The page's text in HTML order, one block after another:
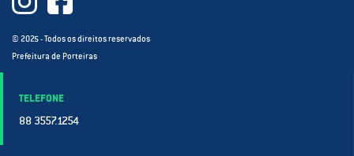
© 2025 - Todos os direitos reservados
Prefeitura de Porteiras
TELEFONE
88 3557.1254